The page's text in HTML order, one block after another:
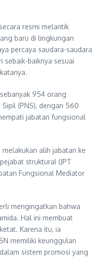
resmi melantik
baru di lingkungan
percaya saudara-saudara
sebaik-baiknya sesuai
954 orang
(PNS), dengan 560
jabatan fungsional
alih jabatan ke
struktural (JPT
Fungsional Mediator
mengingatkan bahwa
Hal ini membuat
Karena itu, ia
memiliki keunggulan
sistem promosi yang